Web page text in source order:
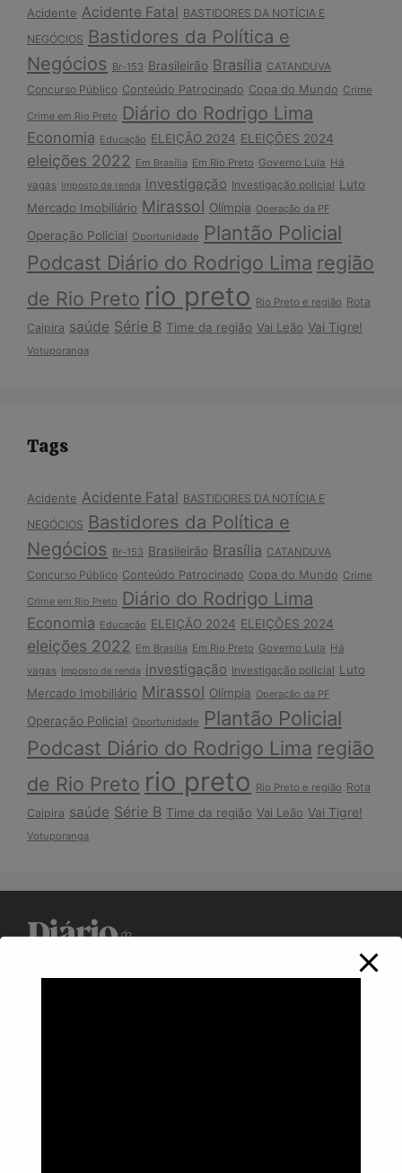
Acidente Acidente Fatal BASTIDORES DA NOTÍCIA E
NEGÓCIOS Bastidores da Política e
Negócios Br-153 Brasileirão Brasília CATANDUVA
Concurso Público Conteúdo Patrocinado Copa do Mundo Crime
Crime em Rio Preto Diário do Rodrigo Lima
Economia Educação ELEIÇÃO 2024 ELEIÇÕES 2024
eleições 2022 Em Brasília Em Rio Preto Governo Lula Há
vagas Imposto de renda investigação Investigação policial Luto
Mercado Imobiliário Mirassol Olímpia Operação da PF
Operação Policial Oportunidade Plantão Policial
Podcast Diário do Rodrigo Lima região
de Rio Preto rio preto Rio Preto e região Rota
Caipira saúde Série B Time da região Vai Leão Vai Tigre!
Votuporanga
Tags
Acidente Acidente Fatal BASTIDORES DA NOTÍCIA E
NEGÓCIOS Bastidores da Política e
Negócios Br-153 Brasileirão Brasília CATANDUVA
Concurso Público Conteúdo Patrocinado Copa do Mundo Crime
Crime em Rio Preto Diário do Rodrigo Lima
Economia Educação ELEIÇÃO 2024 ELEIÇÕES 2024
eleições 2022 Em Brasília Em Rio Preto Governo Lula Há
vagas Imposto de renda investigação Investigação policial Luto
Mercado Imobiliário Mirassol Olímpia Operação da PF
Operação Policial Oportunidade Plantão Policial
Podcast Diário do Rodrigo Lima região
de Rio Preto rio preto Rio Preto e região Rota
Caipira saúde Série B Time da região Vai Leão Vai Tigre!
Votuporanga